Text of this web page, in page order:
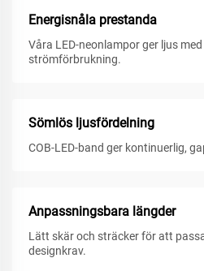
Energisnåla prestanda
Våra LED-neonlampor ger ljus med
strömförbrukning.
Sömlös ljusfördelning
COB-LED-band ger kontinuerlig,
Anpassningsbara längder
Lätt skär och sträcker för att
designkrav.